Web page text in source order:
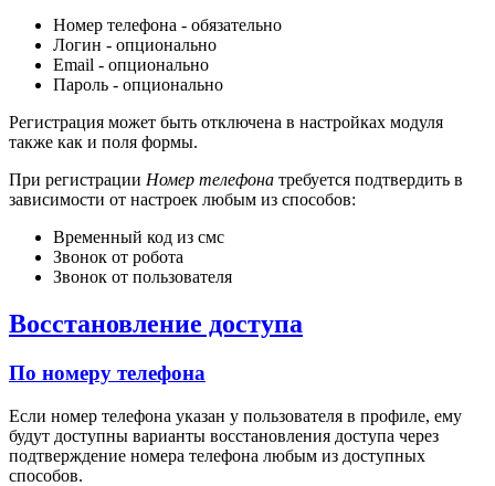
Номер телефона - обязательно
Логин - опционально
Email - опционально
Пароль - опционально
Регистрация может быть отключена в настройках модуля
также как и поля формы.
При регистрации Номер телефона требуется подтвердить в
зависимости от настроек любым из способов:
Временный код из смс
Звонок от робота
Звонок от пользователя
Восстановление доступа
По номеру телефона
Если номер телефона указан у пользователя в профиле, ему
будут доступны варианты восстановления доступа через
подтверждение номера телефона любым из доступных
способов.